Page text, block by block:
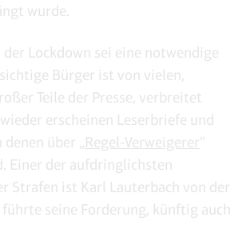
wurde.
Lockdown sei eine notwendige
Bürger ist von vielen,
Teile der Presse, verbreitet
erscheinen Leserbriefe und
über „Regel-Verweigerer“
Einer der aufdringlichsten
Strafen ist Karl Lauterbach von der
führte seine Forderung, künftig auch